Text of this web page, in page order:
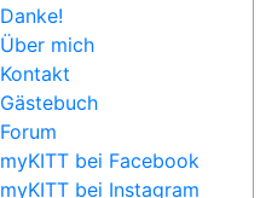
Danke!
Über mich
Kontakt
Gästebuch
Forum
myKITT bei Facebook
myKITT bei Instagram